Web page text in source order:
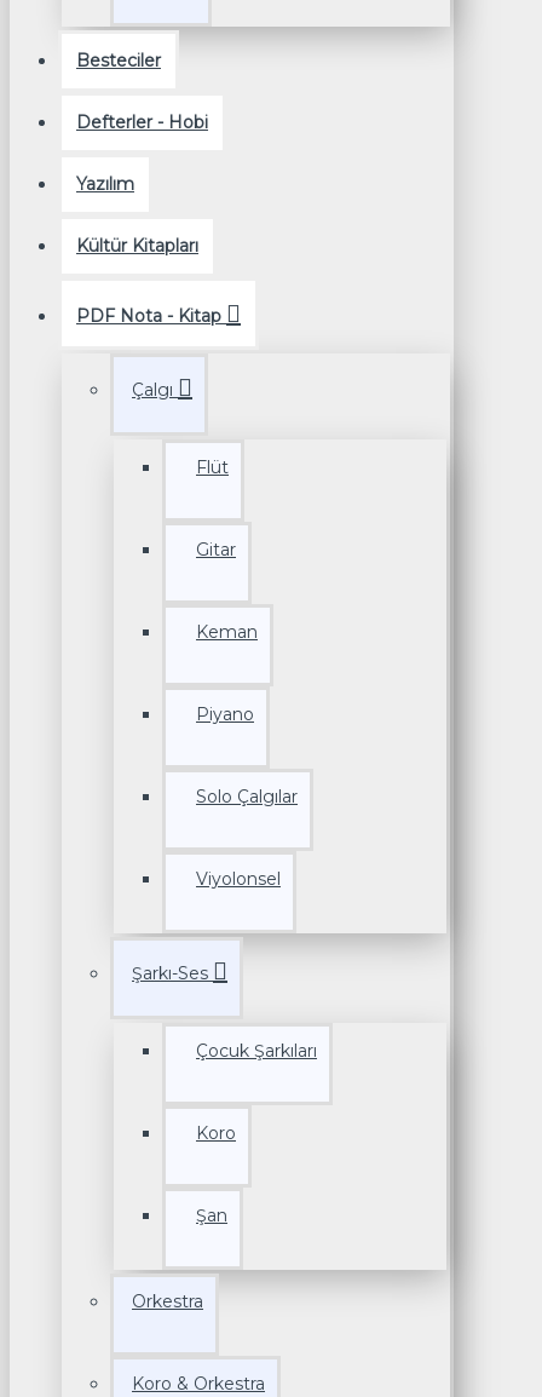
Besteciler
Defterler - Hobi
Yazılım
Kültür Kitapları
PDF Nota - Kitap
Çalgı
Flüt
Gitar
Keman
Piyano
Solo Çalgılar
Viyolonsel
Şarkı-Ses
Çocuk Şarkıları
Koro
Şan
Orkestra
Koro & Orkestra